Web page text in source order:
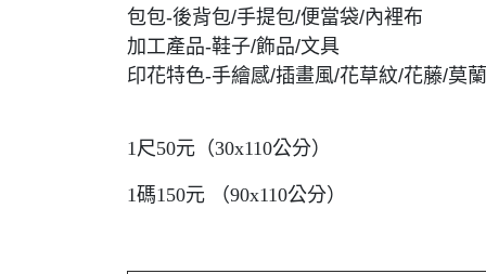
包包-後背包/手提包/便當袋/內裡布
加工產品-鞋子/飾品/文具
印花特色-手繪感/插畫風/花草紋/花藤/莫
1尺50元（30x110公分）
1碼150元 （90x110公分）